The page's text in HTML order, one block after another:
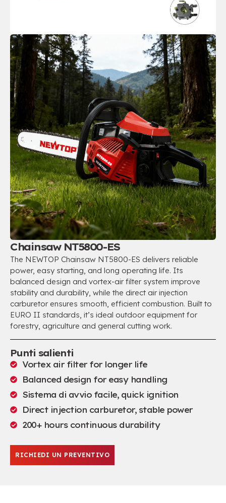
Chainsaw NT5800-ES
The NEWTOP Chainsaw NT5800-ES delivers reliable
power, easy starting, and long operating life. Its
balanced design and vortex-air filter system improve
stability and durability, while the direct air injection
carburetor ensures smooth, efficient combustion. Built to
EURO II standards, it’s ideal outdoor equipment for
forestry, agriculture and general cutting work.
Punti salienti
Vortex air filter for longer life
Balanced design for easy handling
Sistema di avvio facile, quick ignition
Direct injection carburetor, stable power
200+ hours continuous durability
RICHIEDI UN PREVENTIVO